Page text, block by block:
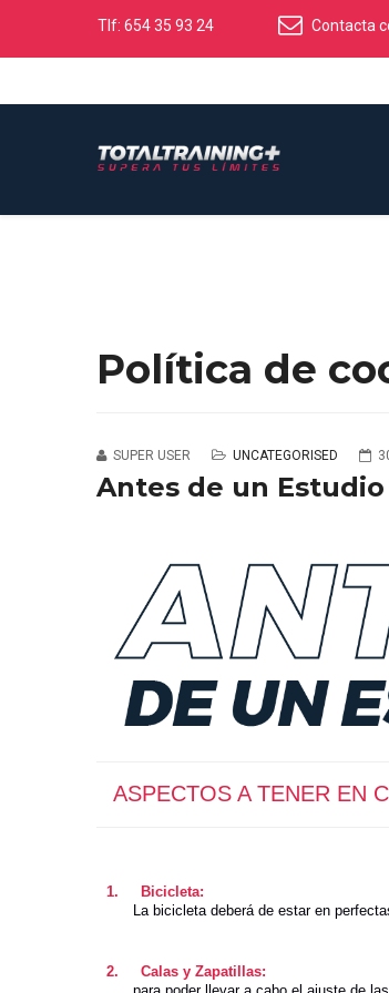
Tlf: 654 35 93 24 Contacta
Política de
SUPER USER UNCATEGORISED
Antes de un Estudio
ASPECTOS A TENER EN
1.
Bicicleta:
La bicicleta deberá de estar en
2.
Calas y Zapatillas: